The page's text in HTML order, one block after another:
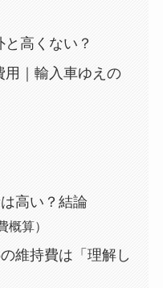
高くない？
用｜輸入車ゆえの
高い？結論
概算）
維持費は「理解し